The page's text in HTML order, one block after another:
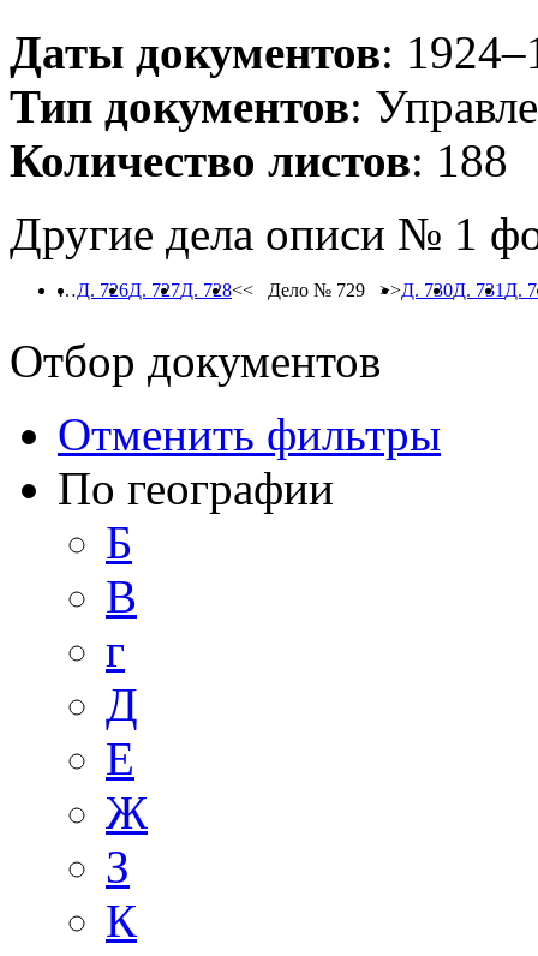
Даты документов:
Тип документов:
Количество листов: 188
Другие дела описи № 1
…Д. 726Д. 727Д. 728<< Дело № 729 >>Д. 730Д. 731 Д.
Отбор документов
Отменить фильтры
По географии
Б
В
г
Д
Е
Ж
З
К